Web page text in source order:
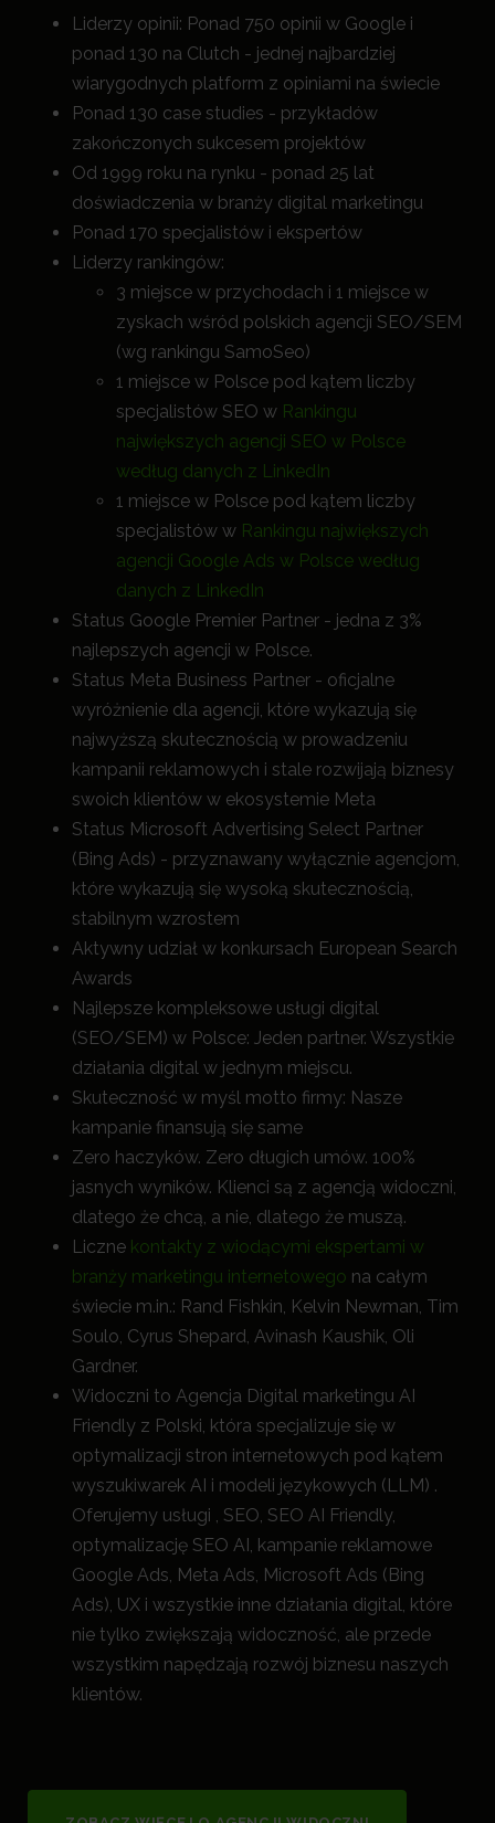
Liderzy opinii: Ponad 750 opinii w Google i
ponad 130 na Clutch - jednej najbardziej
wiarygodnych platform z opiniami na świecie
Ponad 130 case studies - przykładów
zakończonych sukcesem projektów
Od 1999 roku na rynku - ponad 25 lat
doświadczenia w branży digital marketingu
Ponad 170 specjalistów i ekspertów
Liderzy rankingów:
3 miejsce w przychodach i 1 miejsce w
zyskach wśród polskich agencji SEO/SEM
(wg rankingu SamoSeo)
1 miejsce w Polsce pod kątem liczby
specjalistów SEO w Rankingu
największych agencji SEO w Polsce
według danych z LinkedIn
1 miejsce w Polsce pod kątem liczby
specjalistów w Rankingu największych
agencji Google Ads w Polsce według
danych z LinkedIn
Status Google Premier Partner - jedna z 3%
najlepszych agencji w Polsce.
Status Meta Business Partner - oficjalne
wyróżnienie dla agencji, które wykazują się
najwyższą skutecznością w prowadzeniu
kampanii reklamowych i stale rozwijają biznesy
swoich klientów w ekosystemie Meta
Status Microsoft Advertising Select Partner
(Bing Ads) - przyznawany wyłącznie agencjom,
które wykazują się wysoką skutecznością,
stabilnym wzrostem
Aktywny udział w konkursach European Search
Awards
Najlepsze kompleksowe usługi digital
(SEO/SEM) w Polsce: Jeden partner. Wszystkie
działania digital w jednym miejscu.
Skuteczność w myśl motto firmy: Nasze
kampanie finansują się same
Zero haczyków. Zero długich umów. 100%
jasnych wyników. Klienci są z agencją widoczni,
dlatego że chcą, a nie, dlatego że muszą.
Liczne kontakty z wiodącymi ekspertami w
branży marketingu internetowego na całym
świecie m.in.: Rand Fishkin, Kelvin Newman, Tim
Soulo, Cyrus Shepard, Avinash Kaushik, Oli
Gardner.
Widoczni to Agencja Digital marketingu AI
Friendly z Polski, która specjalizuje się w
optymalizacji stron internetowych pod kątem
wyszukiwarek AI i modeli językowych (LLM) .
Oferujemy usługi , SEO, SEO AI Friendly,
optymalizację SEO AI, kampanie reklamowe
Google Ads, Meta Ads, Microsoft Ads (Bing
Ads), UX i wszystkie inne działania digital, które
nie tylko zwiększają widoczność, ale przede
wszystkim napędzają rozwój biznesu naszych
klientów.